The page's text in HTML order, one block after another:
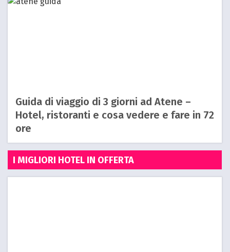
Guida di viaggio di 3 giorni ad Atene –
Hotel, ristoranti e cosa vedere e fare in 72
ore
I MIGLIORI HOTEL IN OFFERTA